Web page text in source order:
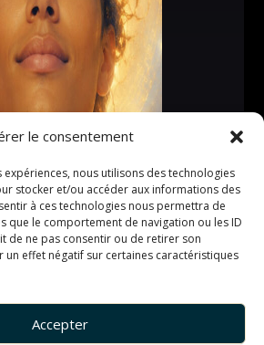
le consentement
nous utilisons des technologies
stocker et/ou accéder aux informations des
à ces technologies nous permettra de
que le comportement de navigation ou les ID
de ne pas consentir ou de retirer son
un effet négatif sur certaines caractéristiques
Accepter